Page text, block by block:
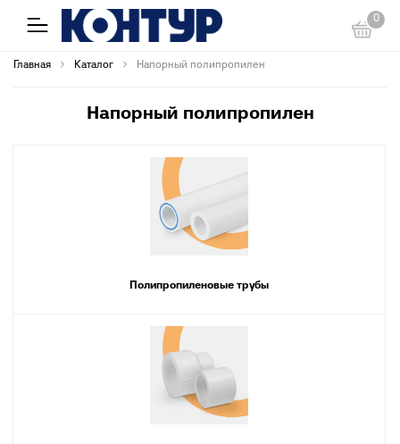
0
Главная Каталог Напорный полипропилен
Напорный полипропилен
Полипропиленовые трубы